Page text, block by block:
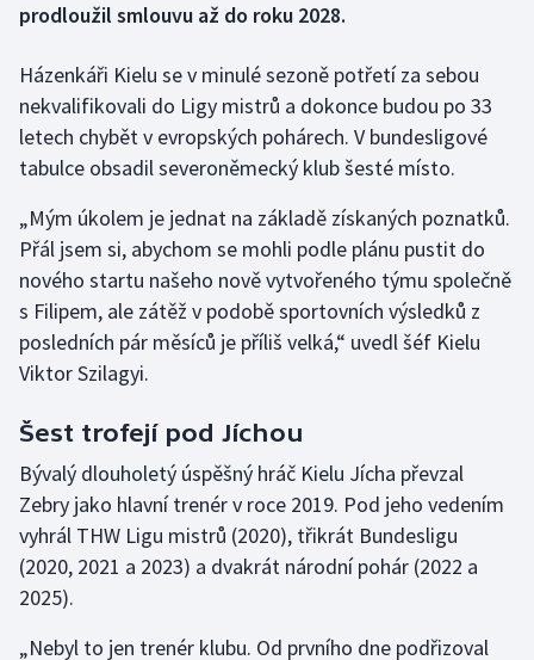
Golf
Gymnastika
Házená
Jezdectví
Judo
Krasobruslení
Lezení
Lyže a snowboard
Moderní pětiboj
prodloužil smlouvu až do roku 2028.
Házenkáři Kielu se v minulé sezoně potřetí za sebou
nekvalifikovali do Ligy mistrů a dokonce budou po 33
letech chybět v evropských pohárech. V bundesligové
tabulce obsadil severoněmecký klub šesté místo.
„Mým úkolem je jednat na základě získaných poznatků.
Přál jsem si, abychom se mohli podle plánu pustit do
nového startu našeho nově vytvořeného týmu společně
s Filipem, ale zátěž v podobě sportovních výsledků z
posledních pár měsíců je příliš velká,“ uvedl šéf Kielu
Viktor Szilagyi.
Šest trofejí pod Jíchou
Bývalý dlouholetý úspěšný hráč Kielu Jícha převzal
Zebry jako hlavní trenér v roce 2019. Pod jeho vedením
vyhrál THW Ligu mistrů (2020), třikrát Bundesligu
(2020, 2021 a 2023) a dvakrát národní pohár (2022 a
2025).
„Nebyl to jen trenér klubu. Od prvního dne podřizoval